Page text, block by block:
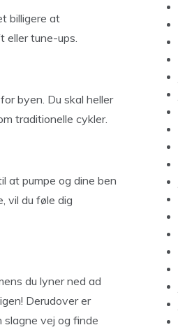
billigere at
eller tune-ups.
byen. Du skal heller
traditionelle cykler.
at pumpe og dine ben
vil du føle dig
du lyner ned ad
Derudover er
vej og finde